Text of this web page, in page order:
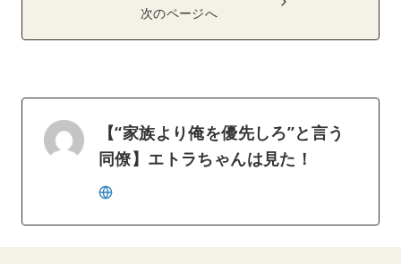
次のページへ
【“家族より俺を優先しろ”と言う
同僚】エトラちゃんは見た！